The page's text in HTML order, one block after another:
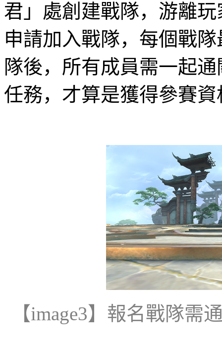
君」處創建戰隊，游離
申請加入戰隊，每個戰
隊後，所有成員需一起
任務，才算是獲得參賽資
【image3】報名戰隊需